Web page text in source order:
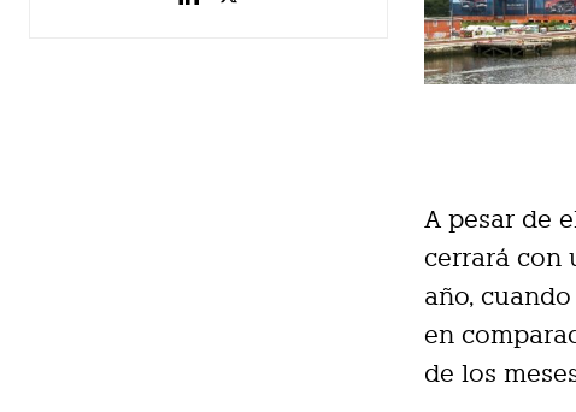
A pesar de
cerrará con
año, cuando
en
de los